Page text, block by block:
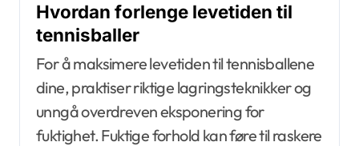
Hvordan forlenge levetiden til
tennisballer
For å maksimere levetiden til tennisballene
dine, praktiser riktige lagringsteknikker og
unngå overdreven eksponering for
fuktighet. Fuktige forhold kan føre til raskere